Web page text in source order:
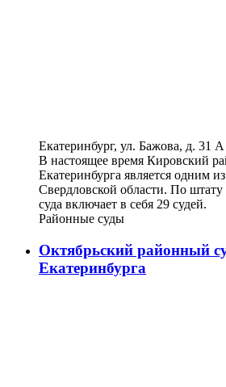
Екатеринбург, ул. Бажова, д. 31 А
В настоящее время Кировский
Екатеринбурга является одним
Свердловской области. По штату
суда включает в себя 29 судей.
Районные суды
Октябрьский районный
Екатеринбурга